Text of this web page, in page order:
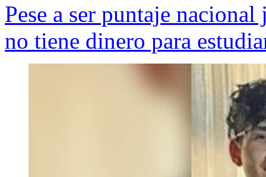
Pese a ser puntaje
no tiene dinero para